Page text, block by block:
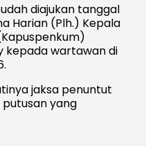
diajukan tanggal
Harian (Plh.) Kepala
kepada wartawan di
jaksa penuntut
yang